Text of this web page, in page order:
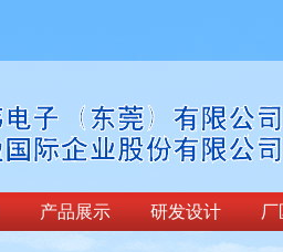
产品展示 研发设计 厂